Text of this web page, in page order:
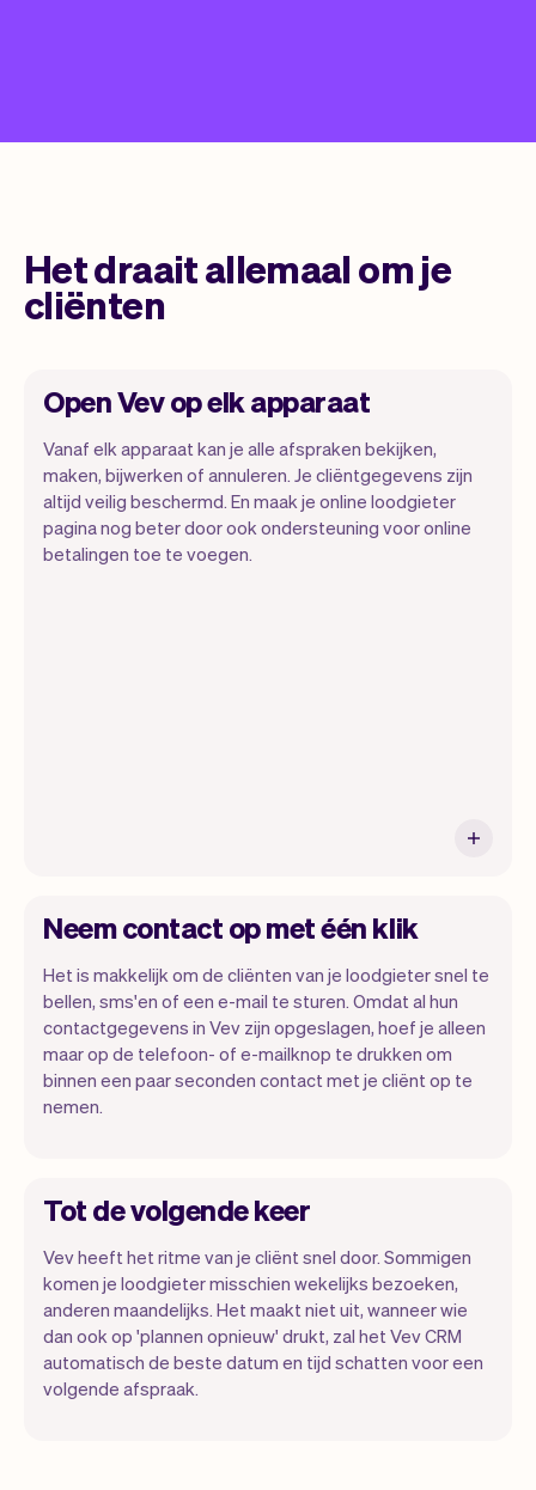
Het draait allemaal om je
cliënten
Open Vev op elk apparaat
Vanaf elk apparaat kan je alle afspraken bekijken,
maken, bijwerken of annuleren. Je cliëntgegevens zijn
altijd veilig beschermd. En maak je online loodgieter
pagina nog beter door ook ondersteuning voor online
betalingen toe te voegen.
Neem contact op met één klik
Het is makkelijk om de cliënten van je loodgieter snel te
bellen, sms'en of een e-mail te sturen. Omdat al hun
contactgegevens in Vev zijn opgeslagen, hoef je alleen
maar op de telefoon- of e-mailknop te drukken om
binnen een paar seconden contact met je cliënt op te
nemen.
Tot de volgende keer
Vev heeft het ritme van je cliënt snel door. Sommigen
komen je loodgieter misschien wekelijks bezoeken,
anderen maandelijks. Het maakt niet uit, wanneer wie
dan ook op 'plannen opnieuw' drukt, zal het Vev CRM
automatisch de beste datum en tijd schatten voor een
volgende afspraak.